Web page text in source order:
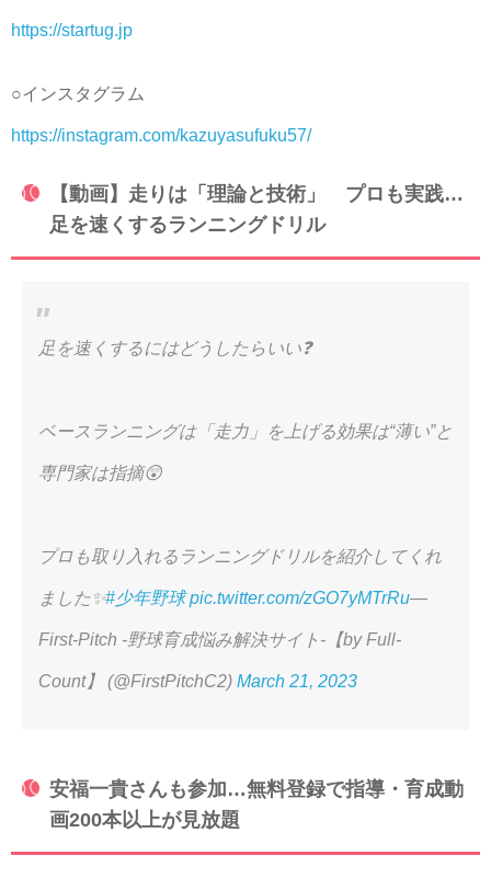
https://startug.jp
○インスタグラム
https://instagram.com/kazuyasufuku57/
【動画】走りは「理論と技術」 プロも実践…
足を速くするランニングドリル
足を速くするにはどうしたらいい❓
ベースランニングは「走力」を上げる効果は“薄い”と
専門家は指摘😲
プロも取り入れるランニングドリルを紹介してくれ
ました✨#少年野球 pic.twitter.com/zGO7yMTrRu—
First-Pitch -野球育成悩み解決サイト-【by Full-
Count】 (@FirstPitchC2) March 21, 2023
安福一貴さんも参加…無料登録で指導・育成動
画200本以上が見放題